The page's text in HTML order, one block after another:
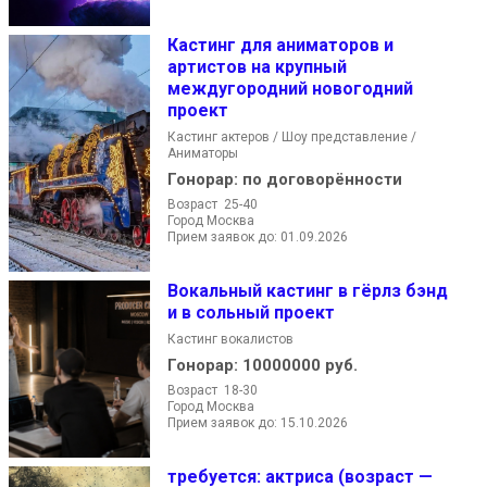
Кастинг для аниматоров и
артистов на крупный
междугородний новогодний
проект
Кастинг актеров / Шоу представление /
Аниматоры
Гонорар: по договорённости
Возраст 25-40
Город Москва
Прием заявок до: 01.09.2026
Вокальный кастинг в гёрлз бэнд
и в сольный проект
Кастинг вокалистов
Гонорар: 10000000 руб.
Возраст 18-30
Город Москва
Прием заявок до: 15.10.2026
требуется: актриса (возраст —